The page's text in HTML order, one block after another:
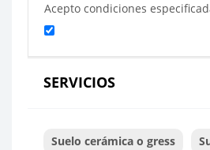
Acepto condiciones
SERVICIOS
Suelo cerámica o gress